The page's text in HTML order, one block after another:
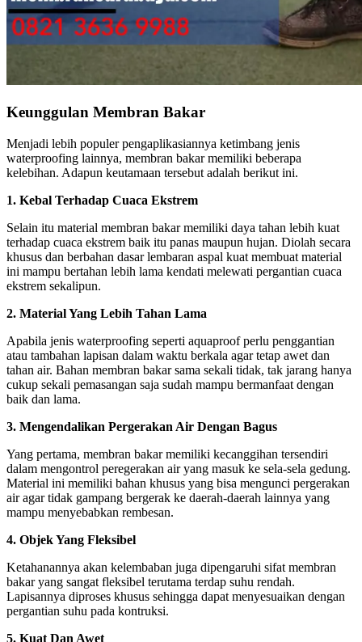
Keunggulan Membran Bakar
Menjadi lebih populer pengaplikasiannya ketimbang jenis
waterproofing lainnya, membran bakar memiliki beberapa
kelebihan. Adapun keutamaan tersebut adalah berikut ini.
1. Kebal Terhadap Cuaca Ekstrem
Selain itu material membran bakar memiliki daya tahan lebih kuat
terhadap cuaca ekstrem baik itu panas maupun hujan. Diolah secara
khusus dan berbahan dasar lembaran aspal kuat membuat material
ini mampu bertahan lebih lama kendati melewati pergantian cuaca
ekstrem sekalipun.
2. Material Yang Lebih Tahan Lama
Apabila jenis waterproofing seperti aquaproof perlu penggantian
atau tambahan lapisan dalam waktu berkala agar tetap awet dan
tahan air. Bahan membran bakar sama sekali tidak, tak jarang hanya
cukup sekali pemasangan saja sudah mampu bermanfaat dengan
baik dan lama.
3. Mengendalikan Pergerakan Air Dengan Bagus
Yang pertama, membran bakar memiliki kecanggihan tersendiri
dalam mengontrol peregerakan air yang masuk ke sela-sela gedung.
Material ini memiliki bahan khusus yang bisa mengunci pergerakan
air agar tidak gampang bergerak ke daerah-daerah lainnya yang
mampu menyebabkan rembesan.
4. Objek Yang Fleksibel
Ketahanannya akan kelembaban juga dipengaruhi sifat membran
bakar yang sangat fleksibel terutama terdap suhu rendah.
Lapisannya diproses khusus sehingga dapat menyesuaikan dengan
pergantian suhu pada kontruksi.
5. Kuat Dan Awet